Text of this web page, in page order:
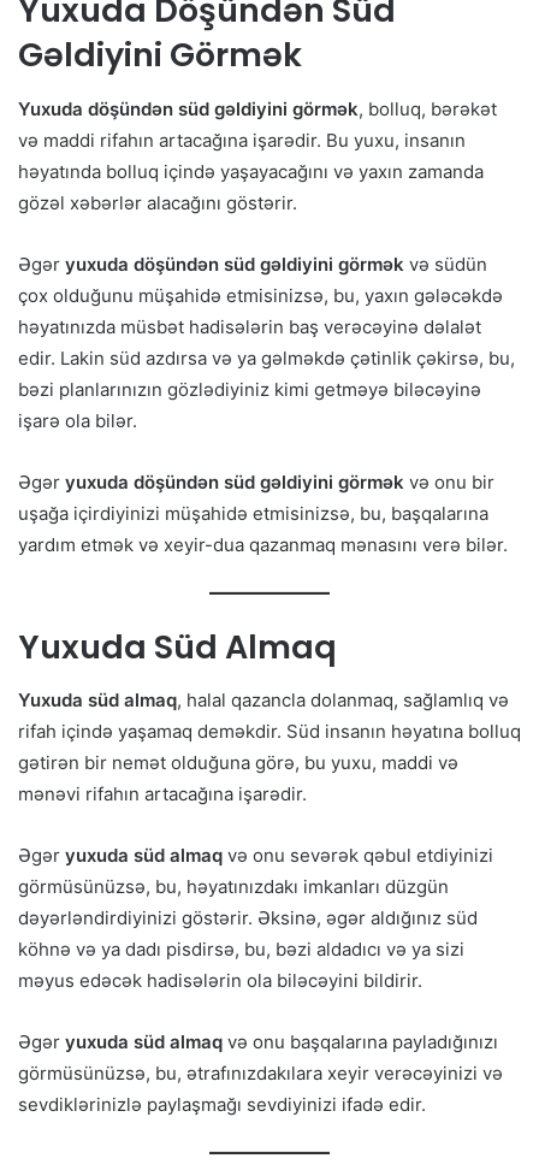
Yuxuda Döşündən Süd
Gəldiyini Görmək
Yuxuda döşündən süd gəldiyini görmək, bolluq, bərəkət
və maddi rifahın artacağına işarədir. Bu yuxu, insanın
həyatında bolluq içində yaşayacağını və yaxın zamanda
gözəl xəbərlər alacağını göstərir.
Əgər yuxuda döşündən süd gəldiyini görmək və südün
çox olduğunu müşahidə etmisinizsə, bu, yaxın gələcəkdə
həyatınızda müsbət hadisələrin baş verəcəyinə dəlalət
edir. Lakin süd azdırsa və ya gəlməkdə çətinlik çəkirsə, bu,
bəzi planlarınızın gözlədiyiniz kimi getməyə biləcəyinə
işarə ola bilər.
Əgər yuxuda döşündən süd gəldiyini görmək və onu bir
uşağa içirdiyinizi müşahidə etmisinizsə, bu, başqalarına
yardım etmək və xeyir-dua qazanmaq mənasını verə bilər.
Yuxuda Süd Almaq
Yuxuda süd almaq, halal qazancla dolanmaq, sağlamlıq və
rifah içində yaşamaq deməkdir. Süd insanın həyatına bolluq
gətirən bir nemət olduğuna görə, bu yuxu, maddi və
mənəvi rifahın artacağına işarədir.
Əgər yuxuda süd almaq və onu sevərək qəbul etdiyinizi
görmüsünüzsə, bu, həyatınızdakı imkanları düzgün
dəyərləndirdiyinizi göstərir. Əksinə, əgər aldığınız süd
köhnə və ya dadı pisdirsə, bu, bəzi aldadıcı və ya sizi
məyus edəcək hadisələrin ola biləcəyini bildirir.
Əgər yuxuda süd almaq və onu başqalarına payladığınızı
görmüsünüzsə, bu, ətrafınızdakılara xeyir verəcəyinizi və
sevdiklərinizlə paylaşmağı sevdiyinizi ifadə edir.